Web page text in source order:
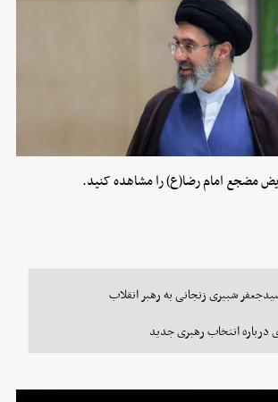
مضجع امام رضا(ع) را مشاهده کنید.
شبیری زنجانی به رهبر انقلاب
درباره انتخاب رهبری جدید